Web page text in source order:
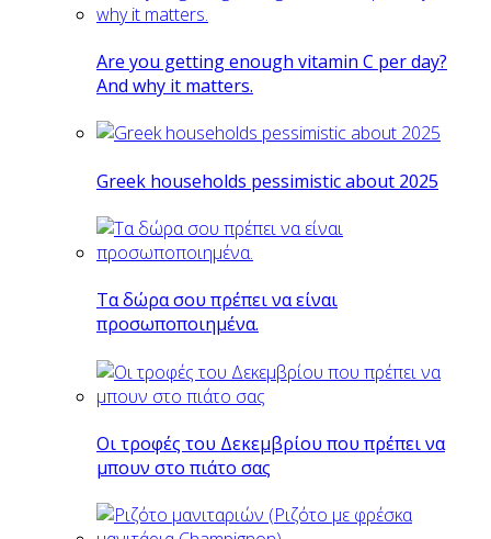
Are you getting enough vitamin C per day?
And why it matters.
Greek households pessimistic about 2025
Tα δώρα σου πρέπει να είναι
προσωποποιημένα.
Οι τροφές του Δεκεμβρίου που πρέπει να
μπουν στο πιάτο σας